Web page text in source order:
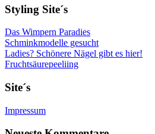
Styling Site´s
Das Wimpern Paradies
Schminkmodelle gesucht
Ladies? Schönere Nägel gibt es hier!
Fruchtsäurepeeliing
Site´s
Impressum